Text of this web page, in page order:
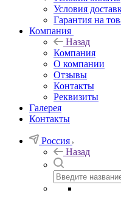
Условия
Гарантия на
Компания
Назад
Компания
О компании
Отзывы
Контакты
Реквизиты
Галерея
Контакты
Россия
Назад